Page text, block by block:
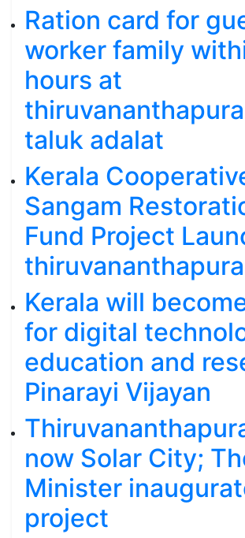
Ration card for
worker family
hours at
taluk adalat
Kerala
Sangam
Fund Project
Kerala will
for digital
education and
Pinarayi Vijayan
now Solar City;
Minister
project